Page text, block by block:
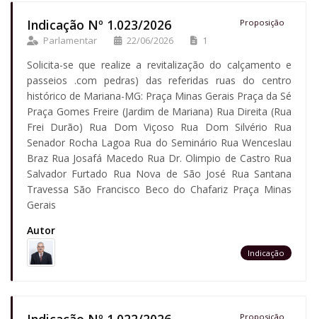
Indicação Nº 1.023/2026 Proposição
Parlamentar 22/06/2026 1
Solicita-se que realize a revitalização do calçamento e
passeios .com pedras) das referidas ruas do centro
histórico de Mariana-MG: Praça Minas Gerais Praça da Sé
Praça Gomes Freire (Jardim de Mariana) Rua Direita (Rua
Frei Durão) Rua Dom Viçoso Rua Dom Silvério Rua
Senador Rocha Lagoa Rua do Seminário Rua Wenceslau
Braz Rua Josafá Macedo Rua Dr. Olimpio de Castro Rua
Salvador Furtado Rua Nova de São José Rua Santana
Travessa São Francisco Beco do Chafariz Praça Minas
Gerais
Autor
Indicação
Proposição